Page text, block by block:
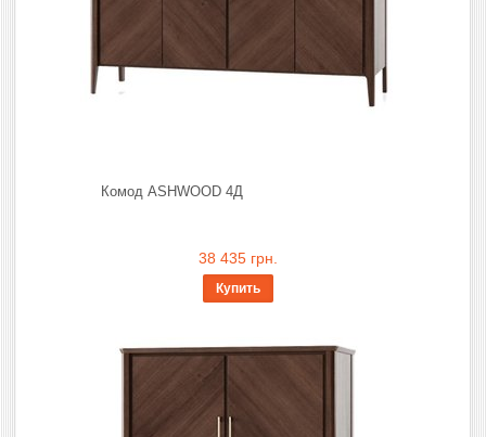
Комод ASHWOOD 4Д
38 435 грн.
Купить